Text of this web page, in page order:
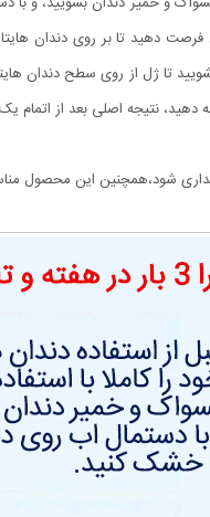
زیر 14 سال و زنان باردار نمی باشد، پس از